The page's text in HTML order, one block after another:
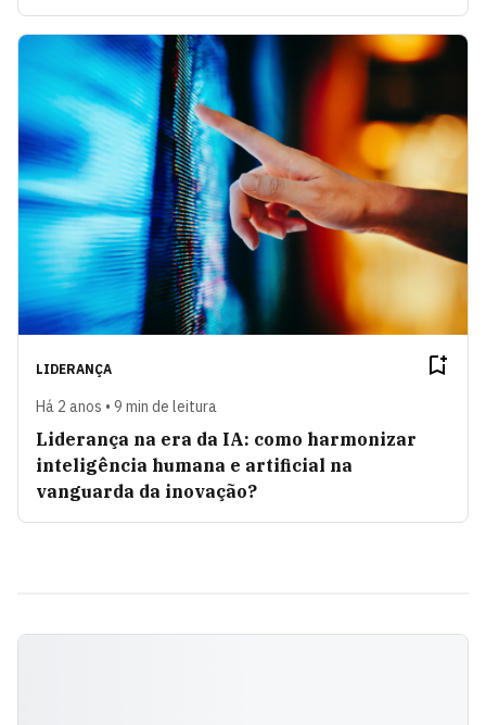
LIDERANÇA
Há 2 anos • 9 min de leitura
Liderança na era da IA: como harmonizar
inteligência humana e artificial na
vanguarda da inovação?